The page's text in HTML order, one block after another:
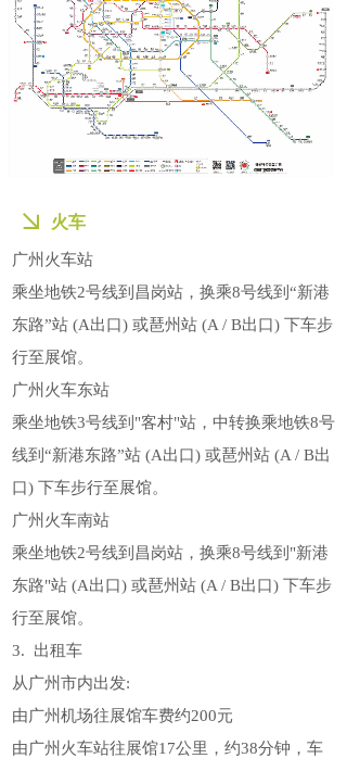
火车
广州火车站
乘坐地铁2号线到昌岗站，换乘8号线到“新港
东路”站 (A出口) 或琶州站 (A / B出口) 下车步
行至展馆。
广州火车东站
乘坐地铁3号线到"客村"站，中转换乘地铁8号
线到“新港东路”站 (A出口) 或琶州站 (A / B出
口) 下车步行至展馆。
广州火车南站
乘坐地铁2号线到昌岗站，换乘8号线到"新港
东路"站 (A出口) 或琶州站 (A / B出口) 下车步
行至展馆。
3. 出租车
从广州市内出发:
由广州机场往展馆车费约200元
由广州火车站往展馆17公里，约38分钟，车